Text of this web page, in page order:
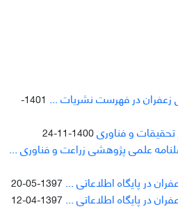
زعفران در فهرست نشریات ...
1401-
1400-11-24
در پایگاه اطلاعاتی ... 1397-05-20
در پایگاه اطلاعاتی ... 1397-04-12